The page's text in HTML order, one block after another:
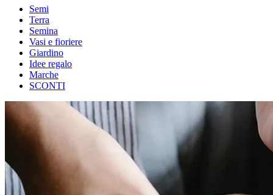
Semi
Terra
Semina
Vasi e fioriere
Giardino
Idee regalo
Marche
SCONTI